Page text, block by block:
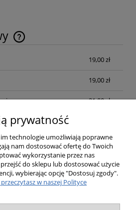
kosztów płatności
19,00 zł
19,00 zł
21,00 zł
(0)
Pomoc
Moje konto
prywatność
technologie umożliwiają poprawne
nam dostosować ofertę do Twoich
wykorzystanie przez nas
do sklepu lub dostosować użycie
wybierając opcję "Dostosuj zgody".
w naszej Polityce